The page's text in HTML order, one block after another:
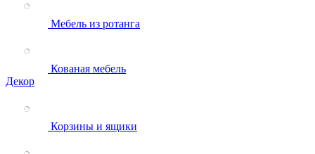
Мебель из ротанга
Кованая мебель
Декор
Корзины и ящики